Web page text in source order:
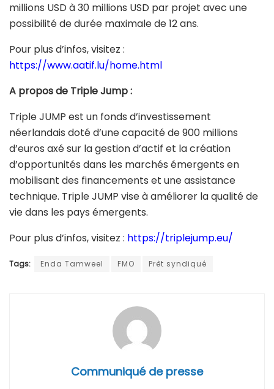
millions USD à 30 millions USD par projet avec une
possibilité de durée maximale de 12 ans.
Pour plus d’infos, visitez :
https://www.aatif.lu/home.html
A propos de Triple Jump :
Triple JUMP est un fonds d’investissement
néerlandais doté d’une capacité de 900 millions
d’euros axé sur la gestion d’actif et la création
d’opportunités dans les marchés émergents en
mobilisant des financements et une assistance
technique. Triple JUMP vise à améliorer la qualité de
vie dans les pays émergents.
Pour plus d’infos, visitez : https://triplejump.eu/
Tags: Enda Tamweel FMO Prêt syndiqué
Communiqué de presse